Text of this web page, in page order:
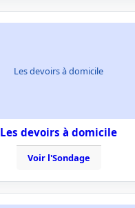
Les devoirs à domicile
Les devoirs à domicile
Voir l'Sondage